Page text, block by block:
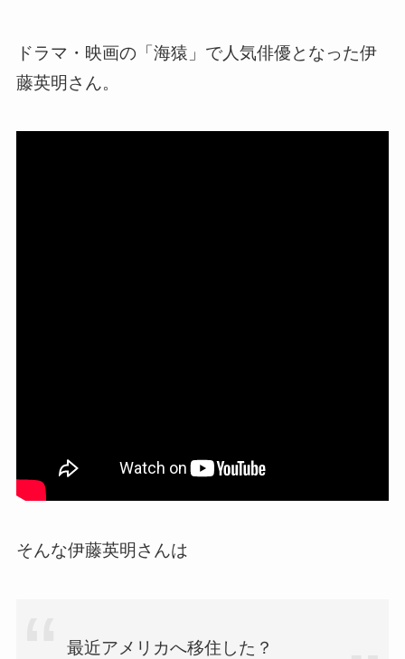
ドラマ・映画の「海猿」で人気俳優となった伊
藤英明さん。
そんな伊藤英明さんは
最近アメリカへ移住した？